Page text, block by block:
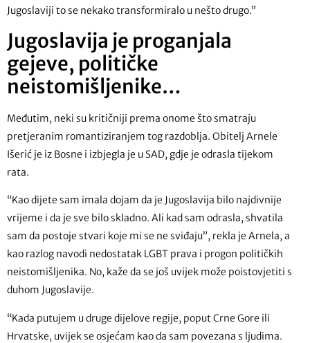
Jugoslaviji to se nekako transformiralo u nešto drugo.”
Jugoslavija je proganjala
gejeve, političke
neistomišljenike…
Međutim, neki su kritičniji prema onome što smatraju
pretjeranim romantiziranjem tog razdoblja. Obitelj Arnele
Išerić je iz Bosne i izbjegla je u SAD, gdje je odrasla tijekom
rata.
“Kao dijete sam imala dojam da je Jugoslavija bilo najdivnije
vrijeme i da je sve bilo skladno. Ali kad sam odrasla, shvatila
sam da postoje stvari koje mi se ne sviđaju”, rekla je Arnela, a
kao razlog navodi nedostatak LGBT prava i progon političkih
neistomišljenika. No, kaže da se još uvijek može poistovjetiti s
duhom Jugoslavije.
“Kada putujem u druge dijelove regije, poput Crne Gore ili
Hrvatske, uvijek se osjećam kao da sam povezana s ljudima.